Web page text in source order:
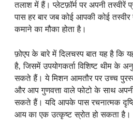
तलाश में हैं। प्लेटफ़ॉर्म पर अपनी
पास हर बार जब कोई आपकी कोई तस्वीर
कमाने का मौका होता है।
फ़ोएप के बारे में दिलचस्प बात यह है कि
है, जिसमें उपयोगकर्ता विशिष्ट थीम के
सकते हैं। ये मिशन आमतौर पर उच्च
और आप गुणवत्ता वाले फोटो के साथ
सकते हैं। यदि आपके पास रचनात्मक
आय का एक उत्कृष्ट स्रोत हो सकता है।